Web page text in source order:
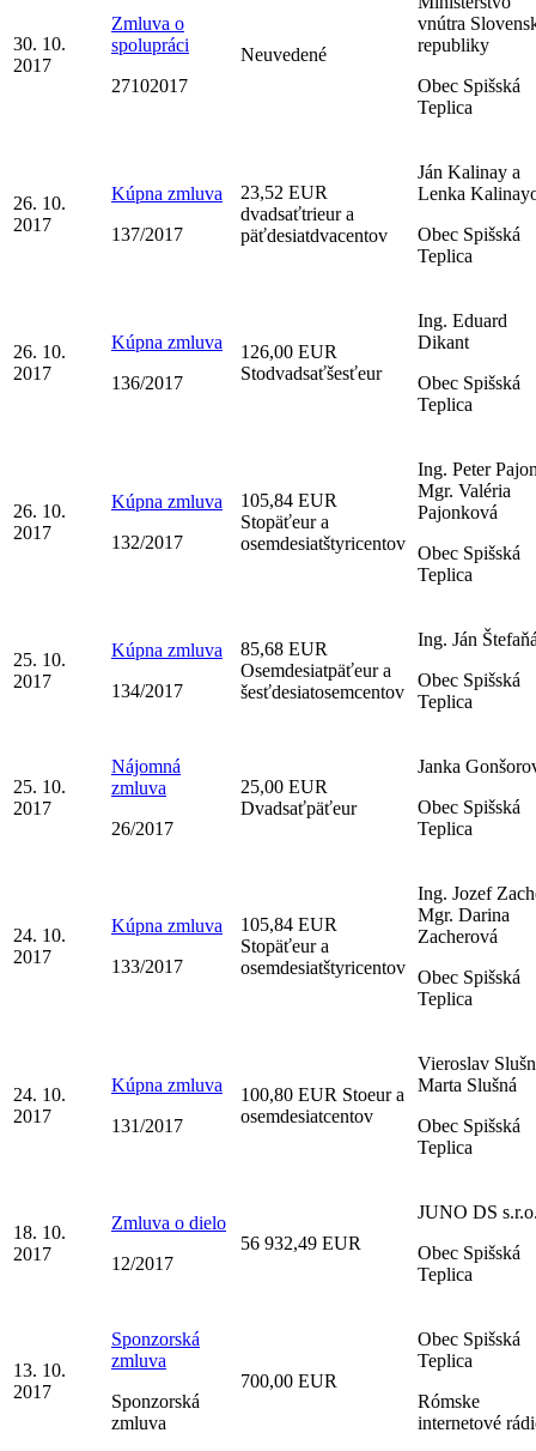
30. 10.
2017
Zmluva o
spolupráci
27102017
Neuvedené
vnútra
republiky
Obec Spišská
Teplica
26. 10.
2017
Kúpna zmluva
137/2017
23,52 EUR
dvadsaťtrieur a
päťdesiatdvacentov
Ján Kalinay a
Lenka
Obec Spišská
Teplica
26. 10.
2017
Kúpna zmluva
136/2017
126,00 EUR
Stodvadsaťšesťeur
Ing. Eduard
Dikant
Obec Spišská
Teplica
26. 10.
2017
Kúpna zmluva
132/2017
105,84 EUR
Stopäťeur a
osemdesiatštyricentov
Ing. Peter
Mgr. Valéria
Pajonková
Obec Spišská
Teplica
25. 10.
2017
Kúpna zmluva
134/2017
85,68 EUR
Osemdesiatpäťeur a
šesťdesiatosemcentov
Ing. Ján
Obec Spišská
Teplica
25. 10.
2017
Nájomná
zmluva
26/2017
25,00 EUR
Dvadsaťpäťeur
Janka
Obec Spišská
Teplica
24. 10.
2017
Kúpna zmluva
133/2017
105,84 EUR
Stopäťeur a
osemdesiatštyricentov
Ing. Jozef
Mgr. Darina
Zacherová
Obec Spišská
Teplica
24. 10.
2017
Kúpna zmluva
131/2017
100,80 EUR Stoeur a
osemdesiatcentov
Vieroslav
Marta Slušná
Obec Spišská
Teplica
18. 10.
2017
Zmluva o dielo
12/2017
56 932,49 EUR
JUNO DS
Obec Spišská
Teplica
13. 10.
2017
Sponzorská
zmluva
Sponzorská
zmluva
700,00 EUR
Obec Spišská
Teplica
Rómske
internetové